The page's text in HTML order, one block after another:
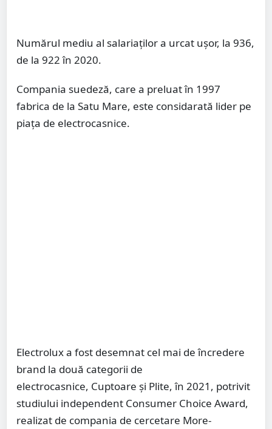
Numărul mediu al salariaților a urcat ușor, la 936,
de la 922 în 2020.
Compania suedeză, care a preluat în 1997
fabrica de la Satu Mare, este considarată lider pe
piața de electrocasnice.
Electrolux a fost desemnat cel mai de încredere
brand la două categorii de
electrocasnice, Cuptoare și Plite, în 2021, potrivit
studiului independent Consumer Choice Award,
realizat de compania de cercetare More-